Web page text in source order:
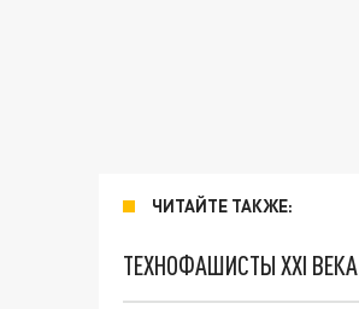
ЧИТАЙТЕ ТАКЖЕ:
ТЕХНОФАШИСТЫ XXI ВЕКА